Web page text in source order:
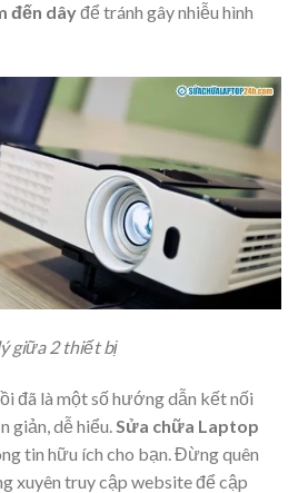
đến dâyđể tránh gây nhiễu hình
giữa 2 thiết bị
đã là một số hướng dẫn kết nối
giản, dễ hiểu.Sửa chữa Laptop
tin hữu ích cho bạn. Đừng quên
xuyên truy cập website để cập